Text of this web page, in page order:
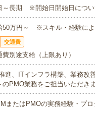
～長期 ※開始日開始日につい
50万円～ ※スキル・経験に
交通費
費別途支給（上限あり）
進、ITインフラ構築、業務改
のPMO業務をご担当いただき
またはPMOの実務経験・プ